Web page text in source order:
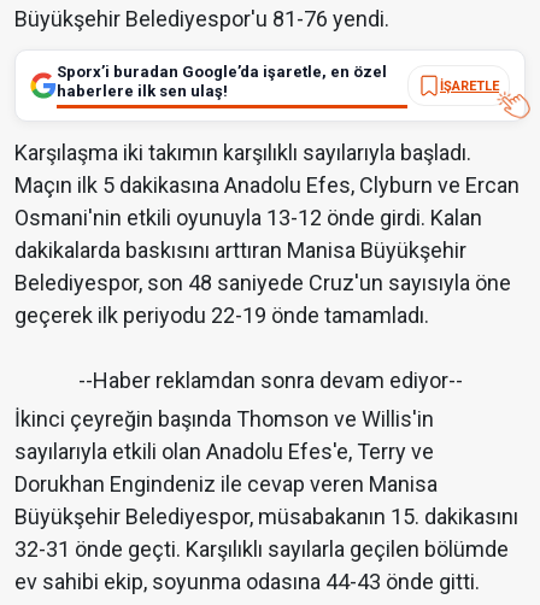
Büyükşehir Belediyespor'u 81-76 yendi.
Sporx’i buradan Google’da işaretle, en özel
haberlere ilk sen ulaş!
İŞARETLE
Karşılaşma iki takımın karşılıklı sayılarıyla başladı.
Maçın ilk 5 dakikasına Anadolu Efes, Clyburn ve Ercan
Osmani'nin etkili oyunuyla 13-12 önde girdi. Kalan
dakikalarda baskısını arttıran Manisa Büyükşehir
Belediyespor, son 48 saniyede Cruz'un sayısıyla öne
geçerek ilk periyodu 22-19 önde tamamladı.
--Haber reklamdan sonra devam ediyor--
İkinci çeyreğin başında Thomson ve Willis'in
sayılarıyla etkili olan Anadolu Efes'e, Terry ve
Dorukhan Engindeniz ile cevap veren Manisa
Büyükşehir Belediyespor, müsabakanın 15. dakikasını
32-31 önde geçti. Karşılıklı sayılarla geçilen bölümde
ev sahibi ekip, soyunma odasına 44-43 önde gitti.